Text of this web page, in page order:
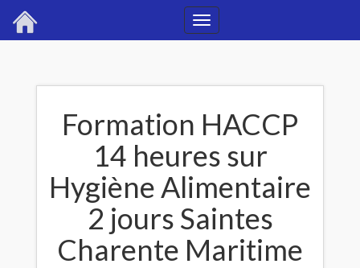
Toggle
Formation HACCP
14 heures sur
Hygiène Alimentaire
2 jours Saintes
Charente Maritime